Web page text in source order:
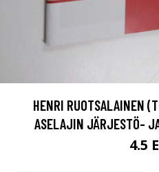
HENRI RUOTSALAINEN
ASELAJIN JÄRJESTÖ-
4.5